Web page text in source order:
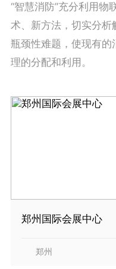
“智慧消防”充分利用物
术、新方法，切实分析
瓶颈性难题，使现有的
理的分配和利用。
郑州国际会展中心
郑州